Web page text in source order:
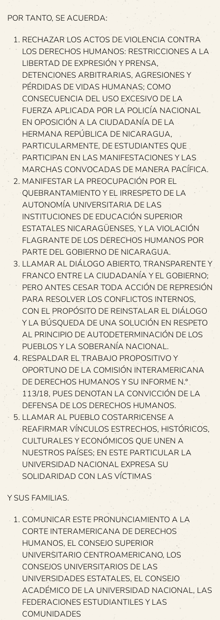
POR TANTO, SE ACUERDA:
RECHAZAR LOS ACTOS DE VIOLENCIA CONTRA
LOS DERECHOS HUMANOS: RESTRICCIONES A LA
LIBERTAD DE EXPRESIÓN Y PRENSA,
DETENCIONES ARBITRARIAS, AGRESIONES Y
PÉRDIDAS DE VIDAS HUMANAS; COMO
CONSECUENCIA DEL USO EXCESIVO DE LA
FUERZA APLICADA POR LA POLICÍA NACIONAL
EN OPOSICIÓN A LA CIUDADANÍA DE LA
HERMANA REPÚBLICA DE NICARAGUA,
PARTICULARMENTE, DE ESTUDIANTES QUE
PARTICIPAN EN LAS MANIFESTACIONES Y LAS
MARCHAS CONVOCADAS DE MANERA PACÍFICA.
MANIFESTAR LA PREOCUPACIÓN POR EL
QUEBRANTAMIENTO Y EL IRRESPETO DE LA
AUTONOMÍA UNIVERSITARIA DE LAS
INSTITUCIONES DE EDUCACIÓN SUPERIOR
ESTATALES NICARAGÜENSES, Y LA VIOLACIÓN
FLAGRANTE DE LOS DERECHOS HUMANOS POR
PARTE DEL GOBIERNO DE NICARAGUA.
LLAMAR AL DIÁLOGO ABIERTO, TRANSPARENTE Y
FRANCO ENTRE LA CIUDADANÍA Y EL GOBIERNO;
PERO ANTES CESAR TODA ACCIÓN DE REPRESIÓN
PARA RESOLVER LOS CONFLICTOS INTERNOS,
CON EL PROPÓSITO DE REINSTALAR EL DIÁLOGO
Y LA BÚSQUEDA DE UNA SOLUCIÓN EN RESPETO
AL PRINCIPIO DE AUTODETERMINACIÓN DE LOS
PUEBLOS Y LA SOBERANÍA NACIONAL.
RESPALDAR EL TRABAJO PROPOSITIVO Y
OPORTUNO DE LA COMISIÓN INTERAMERICANA
DE DERECHOS HUMANOS Y SU INFORME N.°
113/18, PUES DENOTAN LA CONVICCIÓN DE LA
DEFENSA DE LOS DERECHOS HUMANOS.
LLAMAR AL PUEBLO COSTARRICENSE A
REAFIRMAR VÍNCULOS ESTRECHOS, HISTÓRICOS,
CULTURALES Y ECONÓMICOS QUE UNEN A
NUESTROS PAÍSES; EN ESTE PARTICULAR LA
UNIVERSIDAD NACIONAL EXPRESA SU
SOLIDARIDAD CON LAS VÍCTIMAS
Y SUS FAMILIAS.
COMUNICAR ESTE PRONUNCIAMIENTO A LA
CORTE INTERAMERICANA DE DERECHOS
HUMANOS, EL CONSEJO SUPERIOR
UNIVERSITARIO CENTROAMERICANO, LOS
CONSEJOS UNIVERSITARIOS DE LAS
UNIVERSIDADES ESTATALES, EL CONSEJO
ACADÉMICO DE LA UNIVERSIDAD NACIONAL, LAS
FEDERACIONES ESTUDIANTILES Y LAS
COMUNIDADES